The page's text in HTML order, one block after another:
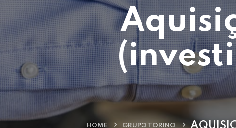
HOME GRUPO TORINO